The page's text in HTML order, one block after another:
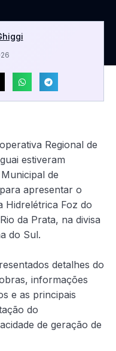
Regional de
estiveram
de
apresentar o
Hidrelétrica Foz do
da Prata, na divisa
do Sul.
detalhes do
informações
e as principais
do
de geração de